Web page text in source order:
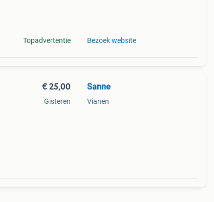
Topadvertentie Bezoek website
€ 25,00
Gisteren
Sanne
Vianen